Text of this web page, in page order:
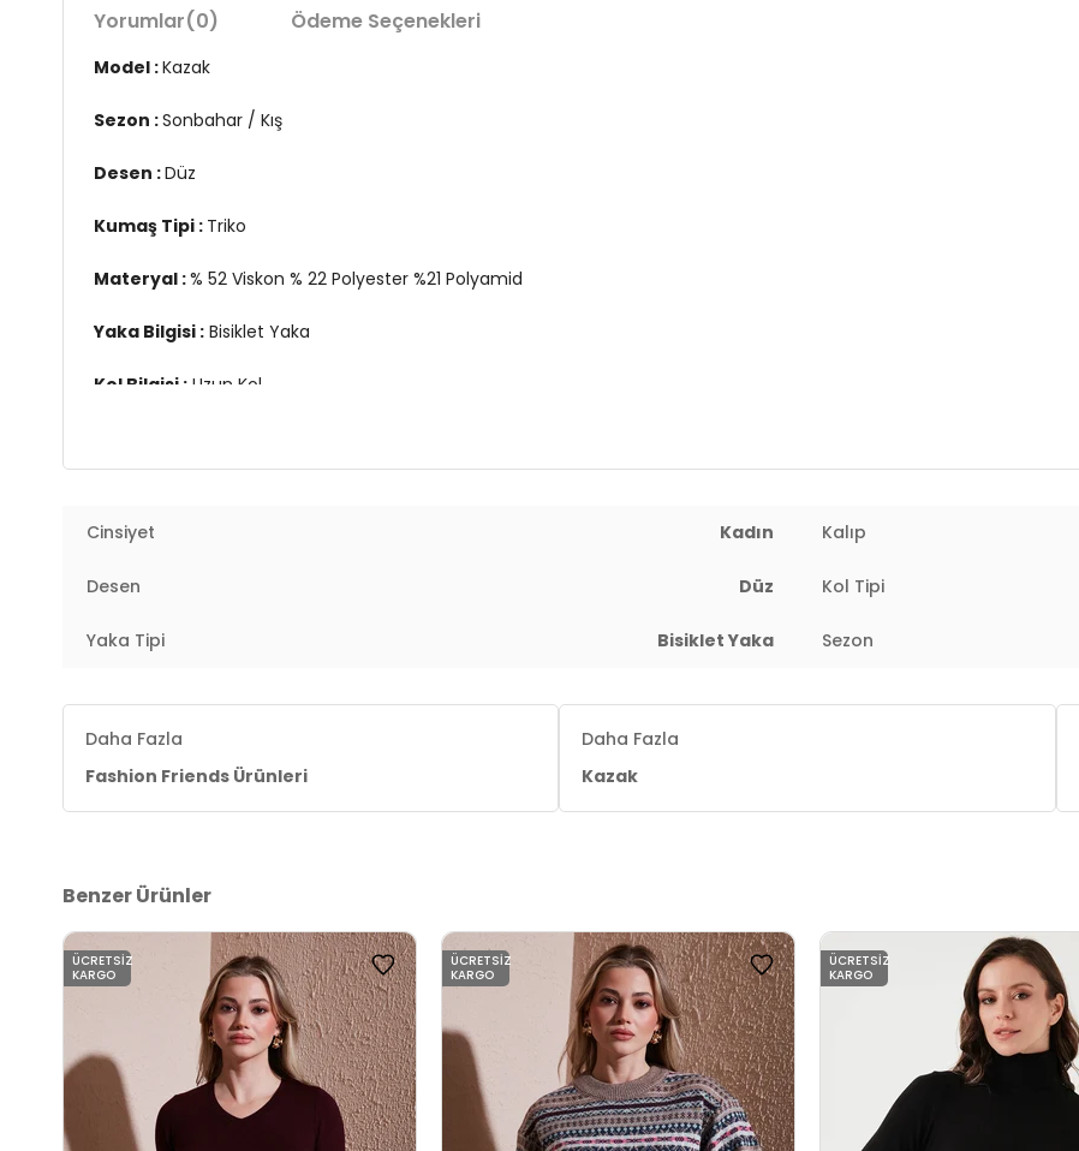
Yorumlar(0) Ödeme Seçenekleri
Model :Kazak
Sezon :Sonbahar / Kış
Desen :Düz
Kumaş Tipi : Triko
Materyal :% 52 Viskon % 22 Polyester %21 Polyamid
Yaka Bilgisi : Bisiklet Yaka
Kol Bilgisi : Uzun Kol
2DK24K0777K1.02
Cinsiyet Kadın Kalıp
Desen Düz Kol Tipi
Yaka Tipi Bisiklet Yaka Sezon
Daha Fazla
Fashion Friends Ürünleri
Daha Fazla
Kazak
Benzer Ürünler
ÜCRETSIZ
KARGO
ÜCRETSIZ
KARGO
ÜCRETSIZ
KARGO